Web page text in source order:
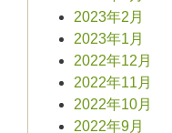
2023年2月
2023年1月
2022年12月
2022年11月
2022年10月
2022年9月